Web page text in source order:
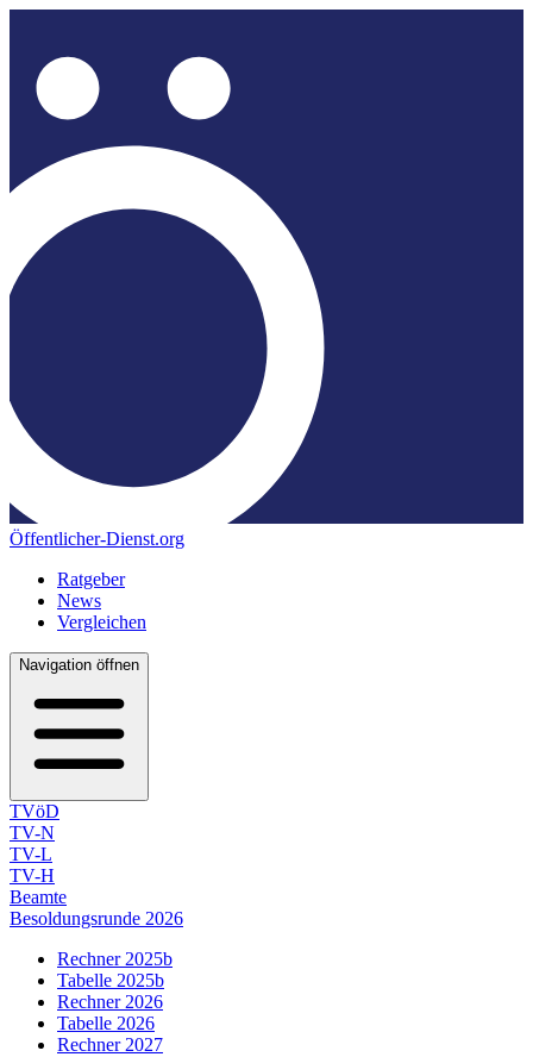
Öffentlicher-Dienst.org
Ratgeber
News
Vergleichen
Navigation öffnen
TVöD
TV-N
TV-L
TV-H
Beamte
Besoldungsrunde 2026
Rechner 2025b
Tabelle 2025b
Rechner 2026
Tabelle 2026
Rechner 2027